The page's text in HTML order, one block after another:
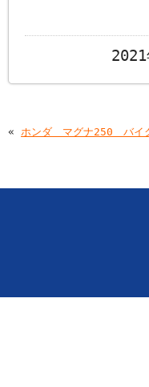
« ホンダ マグナ250 バイ